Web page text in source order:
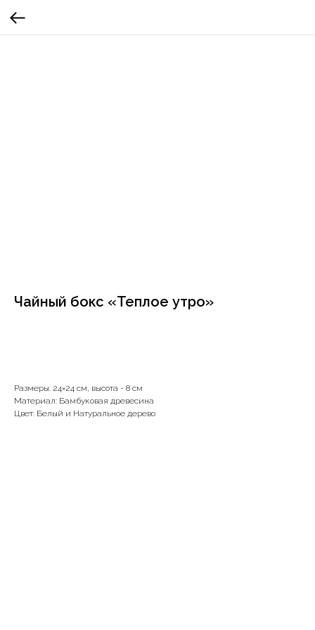
Чайный бокс «Теплое утро»
Размеры: 24×24 см, высота - 8 см
Материал: Бамбуковая древесина
Цвет: Белый и Натуральное дерево